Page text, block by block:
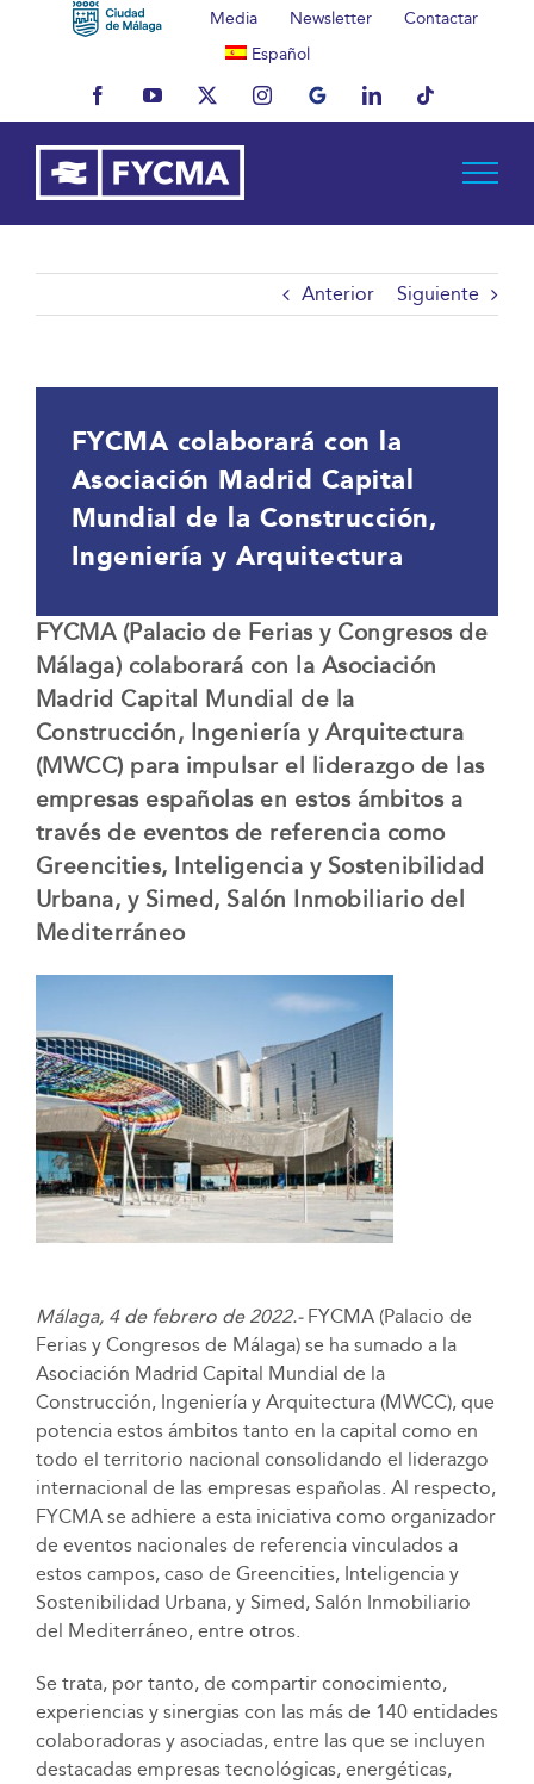
Media Newsletter
Contactar
Español
FacebookYouTubeX InstagramMyBusinessLinkedInTiktok
Anterior Siguiente
FYCMA colaborará con la
Asociación Madrid Capital
Mundial de la Construcción,
Ingeniería y Arquitectura
FYCMA (Palacio de Ferias y Congresos de
Málaga) colaborará con la Asociación
Madrid Capital Mundial de la
Construcción, Ingeniería y Arquitectura
(MWCC) para impulsar el liderazgo de las
empresas españolas en estos ámbitos a
través de eventos de referencia como
Greencities, Inteligencia y Sostenibilidad
Urbana, y Simed, Salón Inmobiliario del
Mediterráneo
Málaga, 4 de febrero de 2022.- FYCMA (Palacio de
Ferias y Congresos de Málaga) se ha sumado a la
Asociación Madrid Capital Mundial de la
Construcción, Ingeniería y Arquitectura (MWCC), que
potencia estos ámbitos tanto en la capital como en
todo el territorio nacional consolidando el liderazgo
internacional de las empresas españolas. Al respecto,
FYCMA se adhiere a esta iniciativa como organizador
de eventos nacionales de referencia vinculados a
estos campos, caso de Greencities, Inteligencia y
Sostenibilidad Urbana, y Simed, Salón Inmobiliario
del Mediterráneo, entre otros.
Se trata, por tanto, de compartir conocimiento,
experiencias y sinergias con las más de 140 entidades
colaboradoras y asociadas, entre las que se incluyen
destacadas empresas tecnológicas, energéticas,